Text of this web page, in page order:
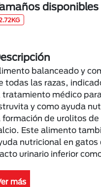
disponibles
balanceado y
todas las razas,
tratamiento médico
y como ayuda
formación de urolitos
Este alimento
nutricional en
urinario inferior
más